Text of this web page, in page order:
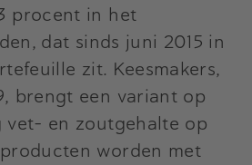
procent in het
dat sinds juni 2015 in
zit. Keesmakers,
brengt een variant op
vet- en zoutgehalte op
worden met